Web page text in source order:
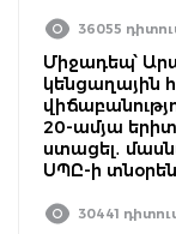
36055
Միջադեպ՝
կենցաղային
20-ամյա
ստացել․
ՍՊԸ-ի
30441